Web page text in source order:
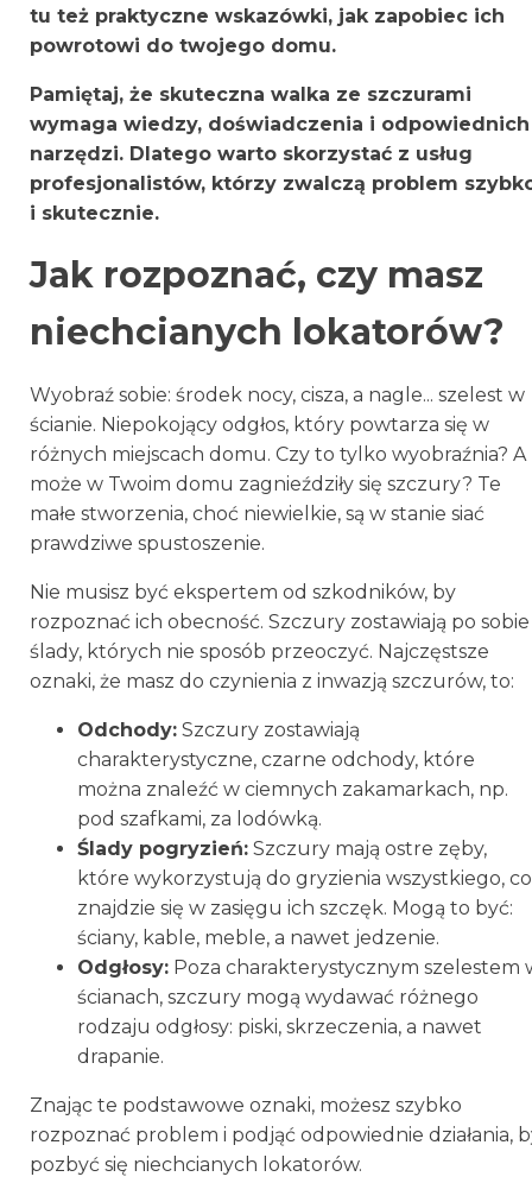
tu też praktyczne wskazówki, jak zapobiec ich
powrotowi do twojego domu.
Pamiętaj, że skuteczna walka ze szczurami
wymaga wiedzy, doświadczenia i odpowiednich
narzędzi. Dlatego warto skorzystać z usług
profesjonalistów, którzy zwalczą problem
i skutecznie.
Jak rozpoznać, czy masz
niechcianych lokatorów?
Wyobraź sobie: środek nocy, cisza, a nagle... szelest w
ścianie. Niepokojący odgłos, który powtarza się w
różnych miejscach domu. Czy to tylko wyobraźnia? A
może w Twoim domu zagnieździły się szczury? Te
małe stworzenia, choć niewielkie, są w stanie siać
prawdziwe spustoszenie.
Nie musisz być ekspertem od szkodników, by
rozpoznać ich obecność. Szczury zostawiają po sobie
ślady, których nie sposób przeoczyć. Najczęstsze
oznaki, że masz do czynienia z inwazją szczurów, to:
Odchody: Szczury zostawiają
charakterystyczne, czarne odchody, które
można znaleźć w ciemnych zakamarkach, np.
pod szafkami, za lodówką.
Ślady pogryzień: Szczury mają ostre zęby,
które wykorzystują do gryzienia wszystkiego, co
znajdzie się w zasięgu ich szczęk. Mogą to być:
ściany, kable, meble, a nawet jedzenie.
Odgłosy: Poza charakterystycznym szelestem
ścianach, szczury mogą wydawać różnego
rodzaju odgłosy: piski, skrzeczenia, a nawet
drapanie.
Znając te podstawowe oznaki, możesz szybko
rozpoznać problem i podjąć odpowiednie działania,
pozbyć się niechcianych lokatorów.